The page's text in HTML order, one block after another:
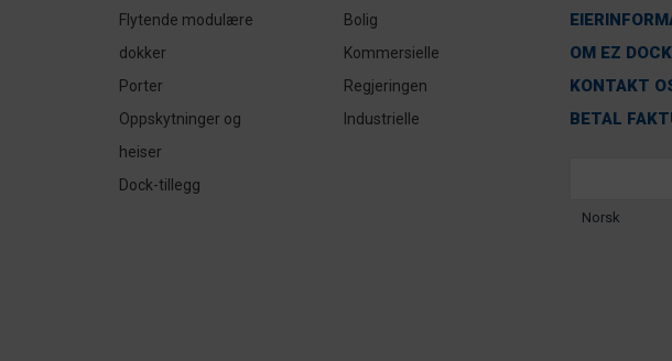
Flytende modulære
dokker
Porter
Oppskytninger og
heiser
Dock-tillegg
Bolig
Kommersielle
Regjeringen
Industrielle
OM EZ DOCK
KONTAKT
BETAL
Norsk